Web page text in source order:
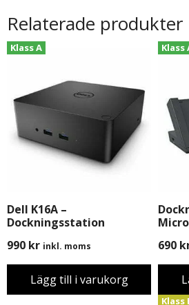
Relaterade produkter
Dell K16A –
Dockningsstation
Klass A
990 kr inkl. moms
Lägg till i varukorg
Klass
690
Klass